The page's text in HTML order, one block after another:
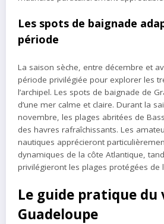
Les spots de baignade
période
La saison sèche, entre décembre et
période privilégiée pour explorer les
l’archipel. Les spots de baignade de
d’une mer calme et claire. Durant la
novembre, les plages abritées de
des havres rafraîchissants. Les
nautiques apprécieront
dynamiques de la côte Atlantique,
privilégieront les plages protégées de
Le guide pratique du
Guadeloupe